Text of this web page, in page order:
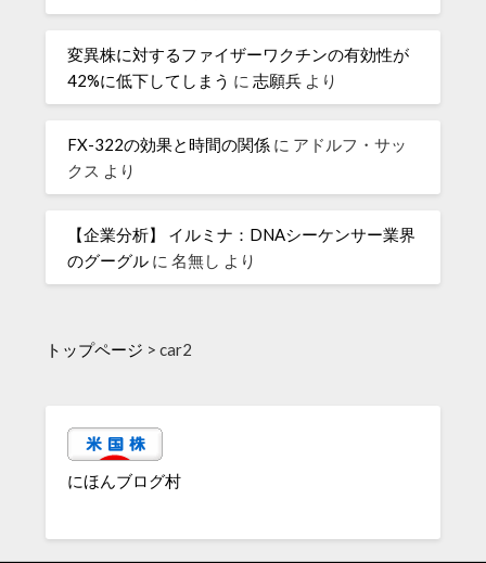
変異株に対するファイザーワクチンの有効性が
42%に低下してしまう に志願兵 より
FX-322の効果と時間の関係 に アドルフ・サッ
クス より
【企業分析】 イルミナ：DNAシーケンサー業界
のグーグル に名無し より
トップページ >car2
にほんブログ村